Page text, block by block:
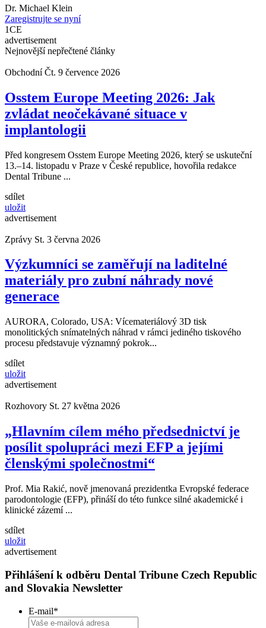
Dr. Michael Klein
Zaregistrujte se nyní
1CE
advertisement
Nejnovější nepřečtené články
Obchodní Čt. 9 července 2026
Osstem Europe Meeting 2026: Jak
zvládat neočekávané situace v
implantologii
Před kongresem Osstem Europe Meeting 2026, který se uskuteční
13.–14. listopadu v Praze v České republice, hovořila redakce
Dental Tribune ...
sdílet
uložit
advertisement
Zprávy St. 3 června 2026
Výzkumníci se zaměřují na laditelné
materiály pro zubní náhrady nové
generace
AURORA, Colorado, USA: Vícemateriálový 3D tisk
monolitických snímatelných náhrad v rámci jediného tiskového
procesu představuje významný pokrok...
sdílet
uložit
advertisement
Rozhovory St. 27 května 2026
„Hlavním cílem mého předsednictví je
posílit spolupráci mezi EFP a jejími
členskými společnostmi“
Prof. Mia Rakić, nově jmenovaná prezidentka Evropské federace
parodontologie (EFP), přináší do této funkce silné akademické i
klinické zázemí ...
sdílet
uložit
advertisement
Přihlášení k odběru Dental Tribune Czech Republic
and Slovakia Newsletter
E-mail*